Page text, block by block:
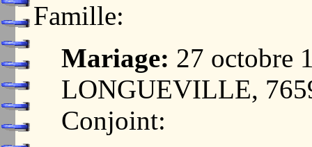
Famille:
Mariage: 27 octobre
LONGUEVILLE,
Conjoint: